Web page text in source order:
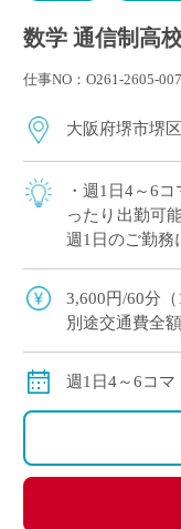
数学 通信制高
仕事NO：O261-2605-
大阪府堺市堺区
・週1日4～6
ったり出勤可
週1日のご勤務
校で、ピカピ
3,600円/60分（
別途交通費全
週1日4～6コマ